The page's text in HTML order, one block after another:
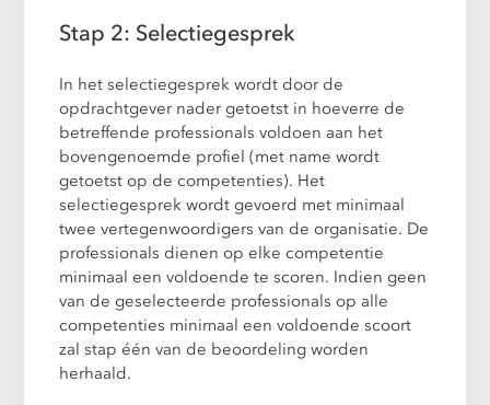
Stap 2: Selectiegesprek
In het selectiegesprek wordt door de
opdrachtgever nader getoetst in hoeverre de
betreffende professionals voldoen aan het
bovengenoemde profiel (met name wordt
getoetst op de competenties). Het
selectiegesprek wordt gevoerd met minimaal
twee vertegenwoordigers van de organisatie. De
professionals dienen op elke competentie
minimaal een voldoende te scoren. Indien geen
van de geselecteerde professionals op alle
competenties minimaal een voldoende scoort
zal stap één van de beoordeling worden
herhaald.